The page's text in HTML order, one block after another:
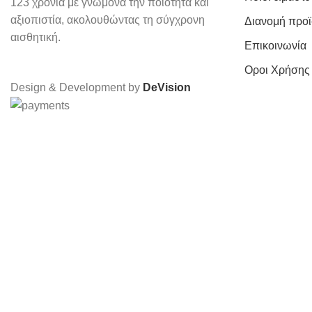
αξιοπιστία, ακολουθώντας τη σύγχρονη
αισθητική.
Διανομή
Επικοινωνία
Οροι Χρήσης
Design & Development by DeVision
ΚΕΡΔΙΣΑΤΕ -